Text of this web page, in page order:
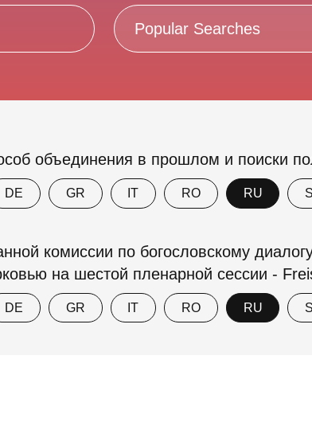
Popular Searches
объединения в прошлом и поиски
DE GR IT RO RU
комиссии по богословскому
на шестой пленарной сессии -
DE GR IT RO RU